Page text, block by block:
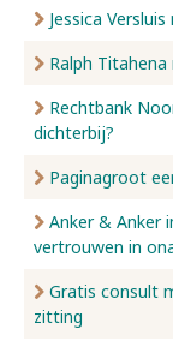
Jessica
Ralph
Rechtbank
dichterbij?
Paginagroot
Anker & Anker
vertrouwen in
Gratis consult
zitting